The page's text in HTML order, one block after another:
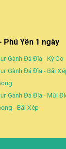
Phú Yên 1 ngày
Gành Đá Đĩa - Kỳ Co
Gành Đá Đĩa - Bãi
Gành Đá Đĩa - Mũi
- Bãi Xép